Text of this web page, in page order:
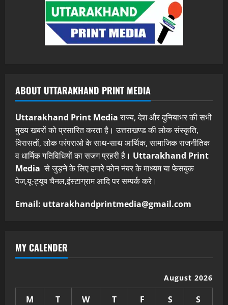
ABOUT UTTARAKHAND PRINT MEDIA
Uttarakhand Print Mediaराज्य, देश और दुनियाभर की सभी
मुख्य खबरों को प्रसारित करता है। उत्तराखण्ड की लोक संस्कृति,
विरासतों, लोक परंपराओ के साथ-साथ आर्थिक, सामाजिक राजनीतिक
व धार्मिक गतिविधियों का सजग प्रहरी है। Uttarakhand Print
Media से जुड़ने के लिए हमारे फोन नंबर के माध्यम या फेसबुक
पेज,यू-ट्यूब चैनल,इंस्टाग्राम आदि पर सम्पर्क करे।
Email: uttarakhandprintmedia@gmail.com
MY CALENDER
August 2026
M T W T F S S